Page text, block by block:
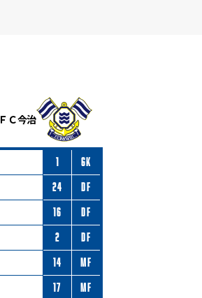
ＦＣ今治
1 GK
24 DF
16 DF
2 DF
14 MF
17 MF